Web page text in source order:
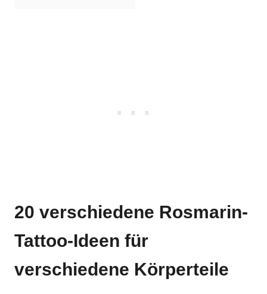
20 verschiedene Rosmarin-
Tattoo-Ideen für
verschiedene Körperteile